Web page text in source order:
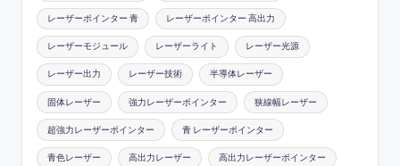
レーザーポインター 青 レーザーポインター 高出力
レーザーモジュール レーザーライト レーザー光源
レーザー出力 レーザー技術 半導体レーザー
固体レーザー 強力レーザーポインター 狭線幅レーザー
超強力レーザーポインター 青 レーザーポインター
青色レーザー 高出力レーザー 高出力レーザーポインター